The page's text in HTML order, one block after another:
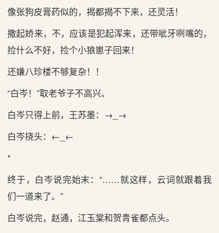
像张狗皮膏药似的，揭都揭不下来，还灵活！
撒起娇来，不，应该是犯起浑来，还带呲牙咧嘴的，
捡什么不好，捡个小狼崽子回来！
还嫌八珍楼不够复杂！！
“白岑！”取老爷子不高兴。
白岑只得上前，王苏墨：→_→
白岑挠头：←_←
*
终于，白岑说完始末：“……就这样，云词就跟着我
们一道来了。”
白岑说完，赵通，江玉棠和贺青雀都点头。